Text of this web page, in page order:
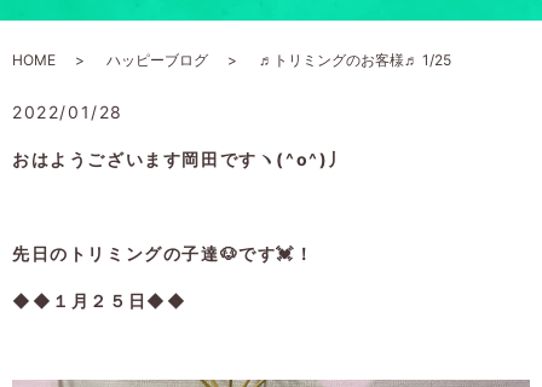
HOME ハッピーブログ ♬トリミングのお客様♬ 1/25
2022/01/28
おはようございます岡田ですヽ(^o^)丿
先日のトリミングの子達🐶です💓！
◆◆１月２５日◆◆